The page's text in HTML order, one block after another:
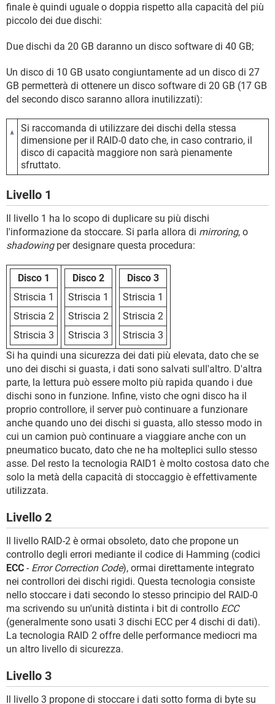
finale è quindi uguale o doppia rispetto alla capacità del più
piccolo dei due dischi:
Due dischi da 20 GB daranno un disco software di 40 GB;
Un disco di 10 GB usato congiuntamente ad un disco di 27
GB permetterà di ottenere un disco software di 20 GB (17 GB
del secondo disco saranno allora inutilizzati):
Si raccomanda di utilizzare dei dischi della stessa
dimensione per il RAID-0 dato che, in caso contrario, il
disco di capacità maggiore non sarà pienamente
sfruttato.
Livello 1
Il livello 1 ha lo scopo di duplicare su più dischi
l'informazione da stoccare. Si parla allora di mirroring, o
shadowingper designare questa procedura:
Disco 1
Striscia 1
Striscia 2
Striscia 3
Disco 2
Striscia 1
Striscia 2
Striscia 3
Disco 3
Striscia 1
Striscia 2
Striscia 3
Si ha quindi una sicurezza dei dati più elevata, dato che se
uno dei dischi si guasta, i dati sono salvati sull'altro. D'altra
parte, la lettura può essere molto più rapida quando i due
dischi sono in funzione. Infine, visto che ogni disco ha il
proprio controllore, il server può continuare a funzionare
anche quando uno dei dischi si guasta, allo stesso modo in
cui un camion può continuare a viaggiare anche con un
pneumatico bucato, dato che ne ha molteplici sullo stesso
asse. Del resto la tecnologia RAID1 è molto costosa dato che
solo la metà della capacità di stoccaggio è effettivamente
utilizzata.
Livello 2
Il livello RAID-2 è ormai obsoleto, dato che propone un
controllo degli errori mediante il codice di Hamming (codici
ECC - Error Correction Code), ormai direttamente integrato
nei controllori dei dischi rigidi. Questa tecnologia consiste
nello stoccare i dati secondo lo stesso principio del RAID-0
ma scrivendo su un'unità distinta i bit di controllo ECC
(generalmente sono usati 3 dischi ECC per 4 dischi di dati).
La tecnologia RAID 2 offre delle performance mediocri ma
un altro livello di sicurezza.
Livello 3
Il livello 3 propone di stoccare i dati sotto forma di byte su